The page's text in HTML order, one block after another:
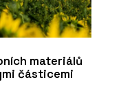
materiálů
částicemi